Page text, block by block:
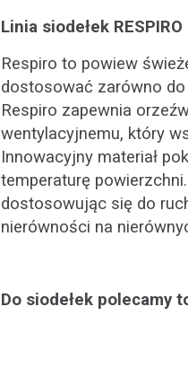
Linia siodełek
Respiro to powiew
dostosować zarówno
Respiro zapewnia
wentylacyjnemu, który
Innowacyjny materiał
temperaturę
dostosowując się do
nierówności na
Do siodełek polecamy